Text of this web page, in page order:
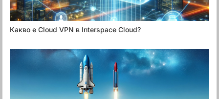
Какво е Cloud VPN в Interspace Cloud?